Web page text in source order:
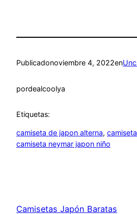
Publicadonoviembre 4, 2022en
pordealcoolya
Etiquetas:
camiseta de japon alterna,
camiseta neymar japon niño
Camisetas Japón Baratas